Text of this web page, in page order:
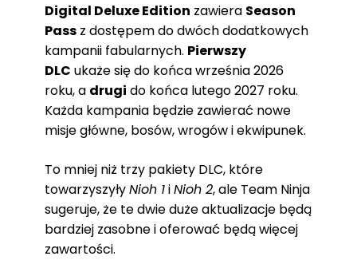
Digital Deluxe Edition zawiera Season
Pass z dostępem do dwóch dodatkowych
kampanii fabularnych. Pierwszy
DLC ukaże się do końca września 2026
roku, a drugi do końca lutego 2027 roku.
Każda kampania będzie zawierać nowe
misje główne, bosów, wrogów i ekwipunek.
To mniej niż trzy pakiety DLC, które
towarzyszyłyNioh 1iNioh 2, ale Team Ninja
sugeruje, że te dwie duże aktualizacje będą
bardziej zasobne i oferować będą więcej
zawartości.